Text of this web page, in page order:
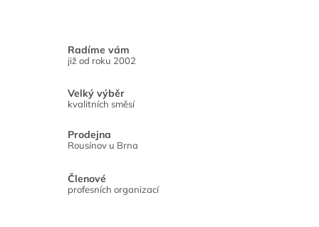
Radíme vám
již od roku 2002
Velký výběr
kvalitních směsí
Prodejna
Rousínov u Brna
Členové
profesních organizací